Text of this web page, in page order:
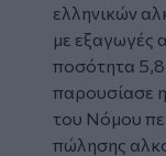
ελληνικών
με εξαγωγές
ποσότητα
παρουσίασε
του Νόμου
πώλησης